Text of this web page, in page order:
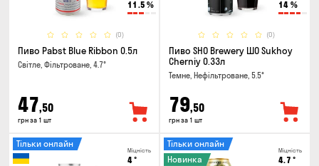
11.5 %
(0)
Пиво Pabst Blue Ribbon 0.5л
Світле, Фільтроване, 4.7°
47,50
грн за 1 шт
14 %
(0)
Пиво SHO Brewery ШО Sukhoy
Cherniy 0.33л
Темне, Нефільтроване, 5.5°
79,50
грн за 1 шт
Міцність
4°
Тільки онлайн
Міцність
4.7 °
Тільки онлайн
Новинка